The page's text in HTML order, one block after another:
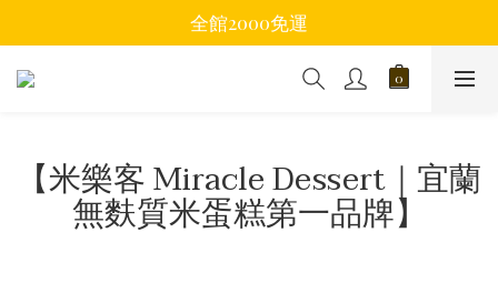
全館2000免運
【米樂客 Miracle Dessert｜宜蘭
無麩質米蛋糕第一品牌】